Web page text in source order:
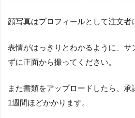
顔写真はプロフィールとして注文者
表情がはっきりとわかるように、サ
ずに正面から撮ってください。
また書類をアップロードしたら、承
1週間ほどかかります。